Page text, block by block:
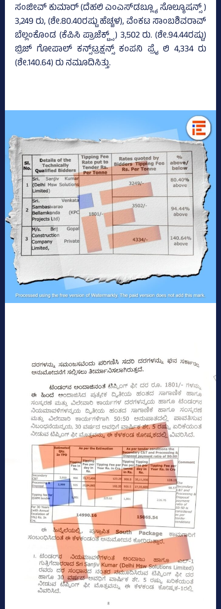
ಸಂಜೀವ್‌ ಕುಮಾರ್ (ದೆಹಲಿ ಎಂಎಸ್‌ಡಬ್ಲ್ಯೂ ಸೊಲ್ಯೂಷನ್ಸ್‌ )
3,249 ರು, (ಶೇ.80.40ರಷ್ಟು ಹೆಚ್ಚಳ), ವೆಂಕಟ ಸಾಂಬಶಿವರಾವ್
ಬೆಲ್ಲಂಕೊಂಡ (ಕೆಪಿಸಿ ಪ್ರಾಜೆಕ್ಟ್ಸ್ ) 3,502 ರು. (ಶೇ.94.44ರಷ್ಟು)
ಬ್ರಿಜ್‌ ಗೋಪಾಲ್‌ ಕನ್ಸ್‌ಟ್ರಕ್ಷನ್ಸ್‌ ಕಂಪನಿ ಪ್ರೈ ಲಿ 4,334 ರು
(ಶೇ.140.64) ರು ನಮೂದಿಸಿತ್ತು.